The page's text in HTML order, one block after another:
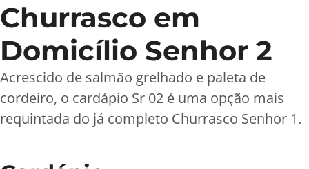
Churrasco em
Domicílio Senhor 2
Acrescido de salmão grelhado e paleta de
cordeiro, o cardápio Sr 02 é uma opção mais
requintada do já completo Churrasco Senhor 1.